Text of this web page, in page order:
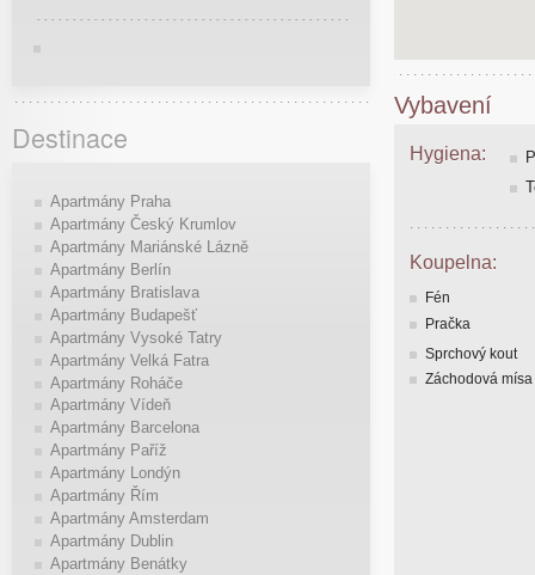
Vybavení
Hygiena:
Koupelna:
Fén
Pračka
Sprchový kout
Záchodová mísa
Destinace
Apartmány Praha
Apartmány Český Krumlov
Apartmány Mariánské Lázně
Apartmány Berlín
Apartmány Bratislava
Apartmány Budapešť
Apartmány Vysoké Tatry
Apartmány Velká Fatra
Apartmány Roháče
Apartmány Vídeň
Apartmány Barcelona
Apartmány Paříž
Apartmány Londýn
Apartmány Řím
Apartmány Amsterdam
Apartmány Dublin
Apartmány Benátky